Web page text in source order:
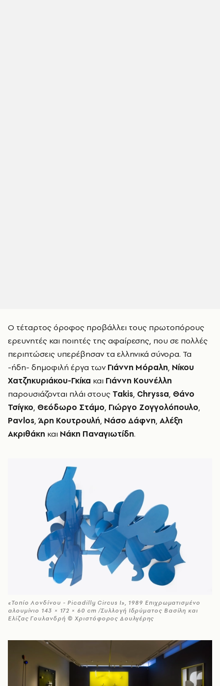
Ο τέταρτος όροφος προβάλλει τους πρωτοπόρους
ερευνητές και ποιητές της αφαίρεσης, που σε πολλές
περιπτώσεις υπερέβησαν τα ελληνικά σύνορα. Τα
-ήδη- δημοφιλή έργα των Γιάννη Μόραλη, Νίκου
Χατζηκυριάκου-Γκίκα και Γιάννη Κουνέλλη
παρουσιάζονται πλάι στους Takis, Chryssa, Θάνο
Τσίγκο, Θεόδωρο Στάμο, Γιώργο Ζογγολόπουλο,
Pavlos,Άρη Κουτρουλή, Νάσο Δάφνη, Αλέξη
Ακριθάκη και Νάκη Παναγιωτίδη.
«Τοπίο Λονδίνου - Picadilly Circus Ι», 1989 Επιχρωματισμένο
αλουμίνιο 143 × 172 × 60 cm /Συλλογή Ιδρύματος Βασίλη και
Ελίζας Γουλανδρή © Χριστόφορος Δουλγέρης